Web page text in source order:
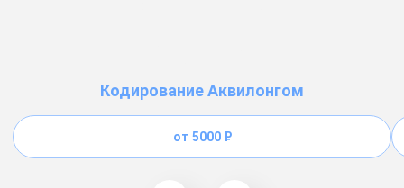
Кодирование Аквилонгом
от 5000 ₽